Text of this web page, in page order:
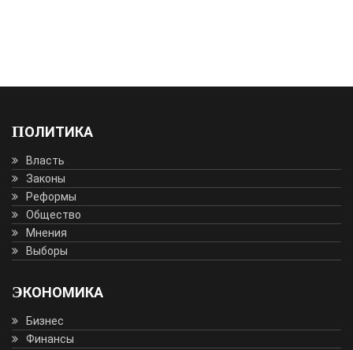
ПОЛИТИКА
Власть
Законы
Реформы
Общество
Мнения
Выборы
ЭКОНОМИКА
Бизнес
Финансы